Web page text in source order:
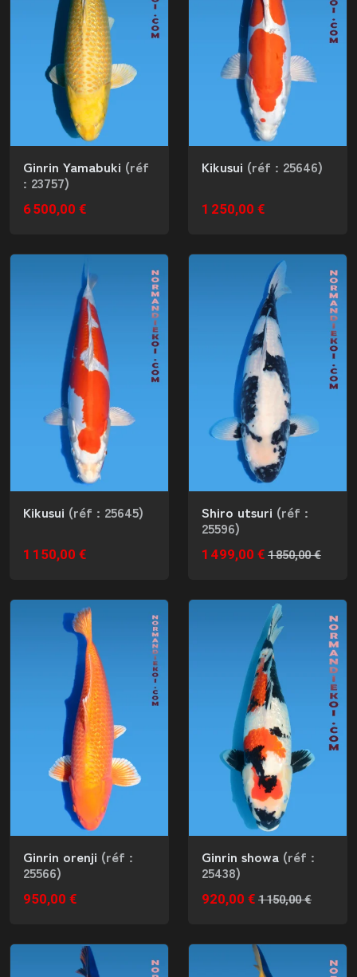
Ginrin Yamabuki (réf
: 23757)
6 500,00 €
Kikusui (réf : 25646)
1 250,00 €
Kikusui (réf : 25645)
1 150,00 €
Shiro utsuri (réf :
25596)
1 499,00 € 1 850,00 €
Ginrin orenji (réf :
25566)
950,00 €
Ginrin showa (réf :
25438)
920,00 € 1 150,00 €